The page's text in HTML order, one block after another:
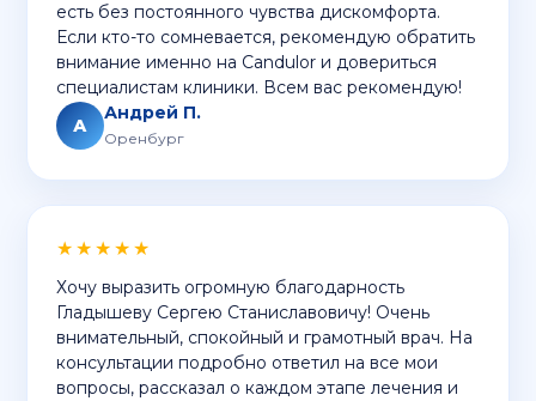
есть без постоянного чувства дискомфорта.
Если кто-то сомневается, рекомендую обратить
внимание именно на Candulor и довериться
специалистам клиники. Всем вас рекомендую!
А
Андрей П.
Оренбург
★★★★★
Хочу выразить огромную благодарность
Гладышеву Сергею Станиславовичу! Очень
внимательный, спокойный и грамотный врач. На
консультации подробно ответил на все мои
вопросы, рассказал о каждом этапе лечения и